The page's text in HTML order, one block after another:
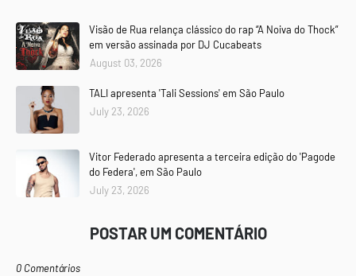
Visão de Rua relança clássico do rap “A Noiva do Thock”
em versão assinada por DJ Cucabeats
August 03, 2026
TALI apresenta 'Tali Sessions' em São Paulo
July 23, 2026
Vitor Federado apresenta a terceira edição do 'Pagode
do Federa', em São Paulo
July 23, 2026
POSTAR UM COMENTÁRIO
0 Comentários